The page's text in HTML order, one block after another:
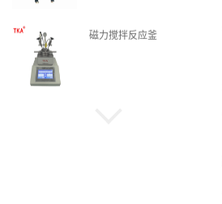
磁力搅拌反应釜